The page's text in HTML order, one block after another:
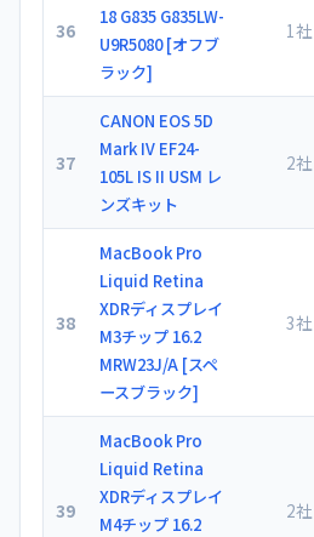
36
18 G835 G835LW-
U9R5080 [オフブ
ラック]
1社
37
CANON EOS 5D
Mark IV EF24-
105L IS II USM レ
ンズキット
2社
38
MacBook Pro
Liquid Retina
XDRディスプレイ
M3チップ 16.2
MRW23J/A [スペ
ースブラック]
3社
39
MacBook Pro
Liquid Retina
XDRディスプレイ
M4チップ 16.2
2社